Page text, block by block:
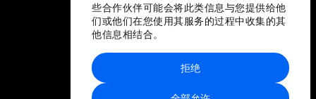
些合作伙伴可能会将此类信息与您提供给他
们或他们在您使用其服务的过程中收集的其
他信息相结合。
拒绝